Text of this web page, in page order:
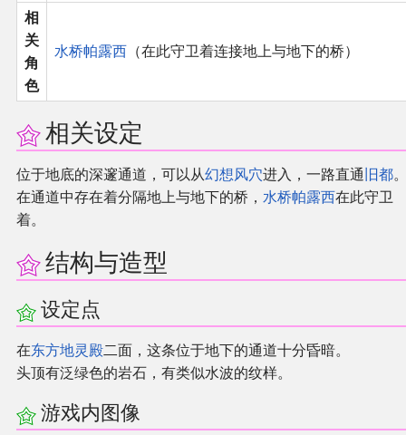
相
关
角
色
水桥帕露西 （在此守卫着连接地上与地下的桥）
相关设定
位于地底的深邃通道，可以从幻想风穴进入，一路直通 旧都
在通道中存在着分隔地上与地下的桥， 水桥帕露西在此守卫
着。
结构与造型
设定点
在东方地灵殿二面，这条位于地下的通道十分昏暗。
头顶有泛绿色的岩石，有类似水波的纹样。
游戏内图像
同人专辑分类
同人软件列表
同人角色列表
同人视频列表
THB相关项目
THB策划
THB衍生
THB媒体